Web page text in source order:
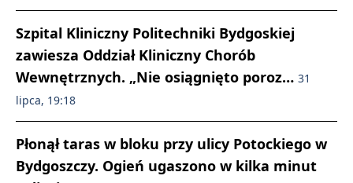
Szpital Kliniczny Politechniki Bydgoskiej
zawiesza Oddział Kliniczny Chorób
Wewnętrznych. „Nie osiągnięto poroz… 31
lipca, 19:18
Płonął taras w bloku przy ulicy Potockiego w
Bydgoszczy. Ogień ugaszono w kilka minut